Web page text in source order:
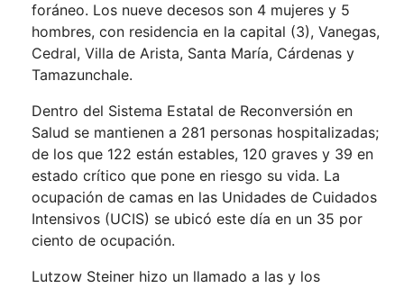
foráneo. Los nueve decesos son 4 mujeres y 5
hombres, con residencia en la capital (3), Vanegas,
Cedral, Villa de Arista, Santa María, Cárdenas y
Tamazunchale.
Dentro del Sistema Estatal de Reconversión en
Salud se mantienen a 281 personas hospitalizadas;
de los que 122 están estables, 120 graves y 39 en
estado crítico que pone en riesgo su vida. La
ocupación de camas en las Unidades de Cuidados
Intensivos (UCIS) se ubicó este día en un 35 por
ciento de ocupación.
Lutzow Steiner hizo un llamado a las y los